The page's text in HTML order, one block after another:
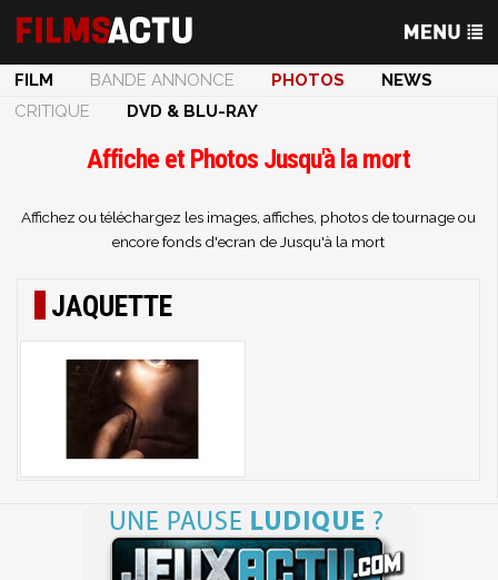
FILM BANDE ANNONCE PHOTOS
NEWS
CRITIQUE
DVD & BLU-RAY
Affiche et Photos Jusqu'à la mort
Affichez ou téléchargez les images, affiches, photos de tournage ou
encore fonds d'ecran de Jusqu'à la mort
JAQUETTE